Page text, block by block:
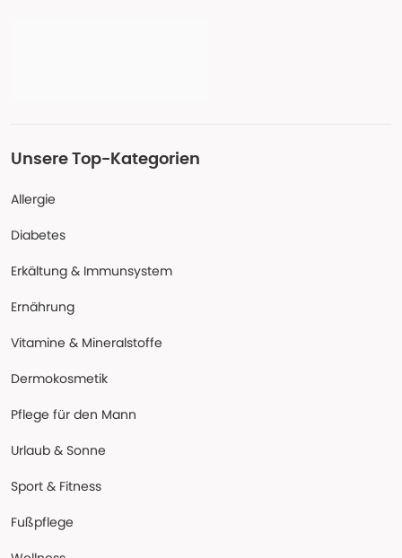
Unsere Top-Kategorien
Allergie
Diabetes
Erkältung & Immunsystem
Ernährung
Vitamine & Mineralstoffe
Dermokosmetik
Pflege für den Mann
Urlaub & Sonne
Sport & Fitness
Fußpflege